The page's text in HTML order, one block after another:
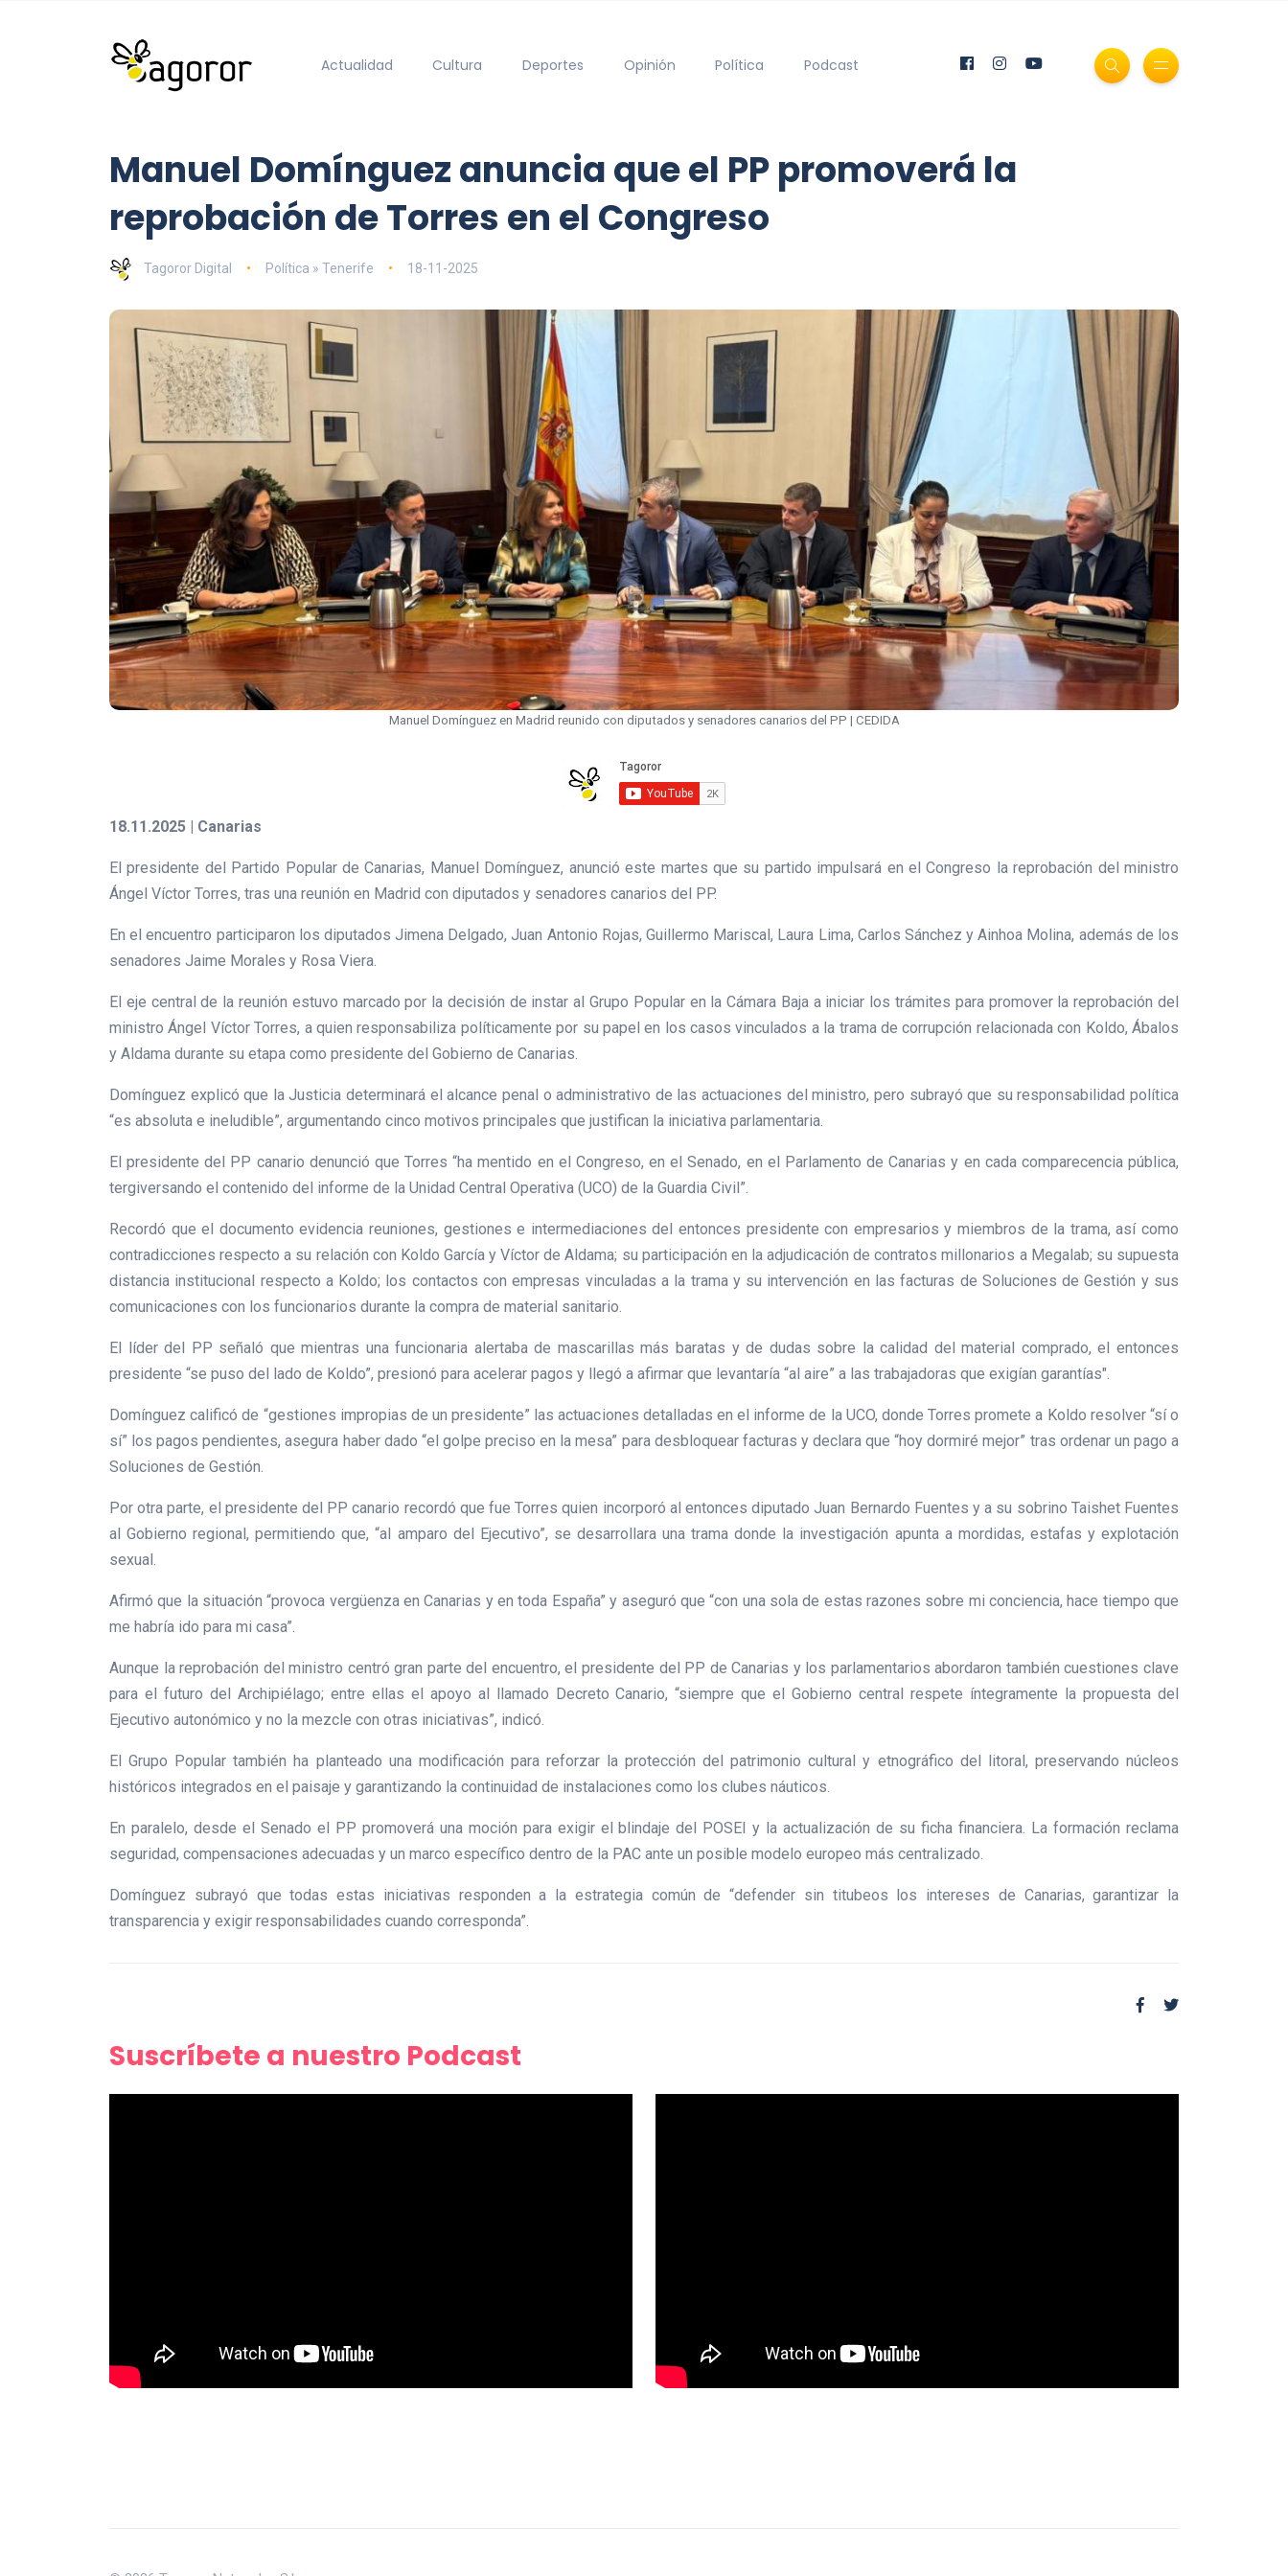
Actualidad Cultura Deportes Opinión Política Podcast
Manuel Domínguez anuncia que el PP promoverá la
reprobación de Torres en el Congreso
Tagoror Digital Política » Tenerife 18-11-2025
Manuel Domínguez en Madrid reunido con diputados y senadores canarios del PP | CEDIDA
18.11.2025 | Canarias
El presidente del Partido Popular de Canarias, Manuel Domínguez, anunció este martes que su partido impulsará en el Congreso la reprobación del ministro
Ángel Víctor Torres, tras una reunión en Madrid con diputados y senadores canarios del PP.
En el encuentro participaron los diputados Jimena Delgado, Juan Antonio Rojas, Guillermo Mariscal, Laura Lima, Carlos Sánchez y Ainhoa Molina, además de los
senadores Jaime Morales y Rosa Viera.
El eje central de la reunión estuvo marcado por la decisión de instar al Grupo Popular en la Cámara Baja a iniciar los trámites para promover la reprobación del
ministro Ángel Víctor Torres, a quien responsabiliza políticamente por su papel en los casos vinculados a la trama de corrupción relacionada con Koldo, Ábalos
y Aldama durante su etapa como presidente del Gobierno de Canarias.
Domínguez explicó que la Justicia determinará el alcance penal o administrativo de las actuaciones del ministro, pero subrayó que su responsabilidad política
“es absoluta e ineludible”, argumentando cinco motivos principales que justifican la iniciativa parlamentaria.
El presidente del PP canario denunció que Torres “ha mentido en el Congreso, en el Senado, en el Parlamento de Canarias y en cada comparecencia pública,
tergiversando el contenido del informe de la Unidad Central Operativa (UCO) de la Guardia Civil”.
Recordó que el documento evidencia reuniones, gestiones e intermediaciones del entonces presidente con empresarios y miembros de la trama, así como
contradicciones respecto a su relación con Koldo García y Víctor de Aldama; su participación en la adjudicación de contratos millonarios a Megalab; su supuesta
distancia institucional respecto a Koldo; los contactos con empresas vinculadas a la trama y su intervención en las facturas de Soluciones de Gestión y sus
comunicaciones con los funcionarios durante la compra de material sanitario.
El líder del PP señaló que mientras una funcionaria alertaba de mascarillas más baratas y de dudas sobre la calidad del material comprado, el entonces
presidente “se puso del lado de Koldo”, presionó para acelerar pagos y llegó a afirmar que levantaría “al aire” a las trabajadoras que exigían garantías".
Domínguez calificó de “gestiones impropias de un presidente” las actuaciones detalladas en el informe de la UCO, donde Torres promete a Koldo resolver “sí o
sí” los pagos pendientes, asegura haber dado “el golpe preciso en la mesa” para desbloquear facturas y declara que “hoy dormiré mejor” tras ordenar un pago a
Soluciones de Gestión.
Por otra parte, el presidente del PP canario recordó que fue Torres quien incorporó al entonces diputado Juan Bernardo Fuentes y a su sobrino Taishet Fuentes
al Gobierno regional, permitiendo que, “al amparo del Ejecutivo”, se desarrollara una trama donde la investigación apunta a mordidas, estafas y explotación
sexual.
Afirmó que la situación “provoca vergüenza en Canarias y en toda España” y aseguró que “con una sola de estas razones sobre mi conciencia, hace tiempo que
me habría ido para mi casa”.
Aunque la reprobación del ministro centró gran parte del encuentro, el presidente del PP de Canarias y los parlamentarios abordaron también cuestiones clave
para el futuro del Archipiélago; entre ellas el apoyo al llamado Decreto Canario, “siempre que el Gobierno central respete íntegramente la propuesta del
Ejecutivo autonómico y no la mezcle con otras iniciativas”, indicó.
El Grupo Popular también ha planteado una modificación para reforzar la protección del patrimonio cultural y etnográfico del litoral, preservando núcleos
históricos integrados en el paisaje y garantizando la continuidad de instalaciones como los clubes náuticos.
En paralelo, desde el Senado el PP promoverá una moción para exigir el blindaje del POSEI y la actualización de su ficha financiera. La formación reclama
seguridad, compensaciones adecuadas y un marco específico dentro de la PAC ante un posible modelo europeo más centralizado.
Domínguez subrayó que todas estas iniciativas responden a la estrategia común de “defender sin titubeos los intereses de Canarias, garantizar la
transparencia y exigir responsabilidades cuando corresponda”.
Suscríbete a nuestro Podcast